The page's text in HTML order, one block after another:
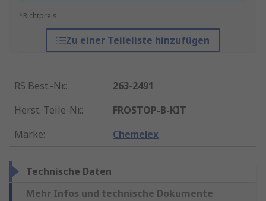
*Richtpreis
Zu einer Teileliste hinzufügen
RS Best.-Nr.:
263-2491
Herst. Teile-Nr.:
FROSTOP-B-KIT
Marke: Chemelex
Technische Daten
Mehr Infos und technische Dokumente